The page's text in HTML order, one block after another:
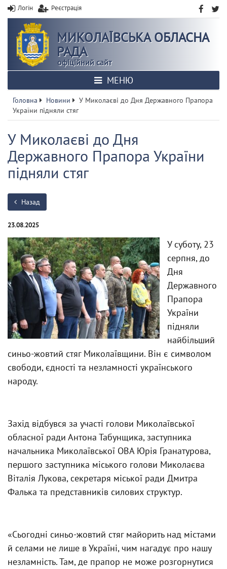
Логін Реєстрація
МИКОЛАЇВСЬКА ОБЛАСНА
РАДА
офіційний сайт
МЕНЮ
Головна Новини
У Миколаєві до Дня Державного Прапора
України підняли стяг
У Миколаєві до Дня
Державного Прапора України
підняли стяг
Назад
23.08.2025
У суботу, 23
серпня, до
Дня
Державного
Прапора
України
підняли
найбільший
синьо-жовтий стяг Миколаївщини. Він є символом
свободи, єдності та незламності українського
народу.
Захід відбувся за участі голови Миколаївської
обласної ради Антона Табунщика, заступника
начальника Миколаївської ОВА Юрія Гранатурова,
першого заступника міського голови Миколаєва
Віталія Лукова, секретаря міської ради Дмитра
Фалька та представників силових структур.
«Сьогодні синьо-жовтий стяг майорить над містами
й селами не лише в Україні, чим нагадує про нашу
незламність. Там, де прапор не може розгорнутися